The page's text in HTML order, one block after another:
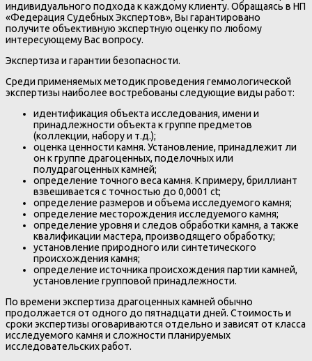
индивидуального подхода к каждому клиенту. Обращаясь в НП
«Федерация Судебных Экспертов», Вы гарантировано
получите объективную экспертную оценку по любому
интересующему Вас вопросу.
Экспертиза и гарантии безопасности.
Среди применяемых методик проведения геммологической
экспертизы наиболее востребованы следующие виды работ:
идентификация объекта исследования, имени и
принадлежности объекта к группе предметов
(коллекции, набору и т.д.);
оценка ценности камня. Установление, принадлежит ли
он к группе драгоценных, поделочных или
полудрагоценных камней;
определение точного веса камня. К примеру, бриллиант
взвешивается с точностью до 0,0001 ct;
определение размеров и объема исследуемого камня;
определение месторождения исследуемого камня;
определение уровня и следов обработки камня, а также
квалификации мастера, производящего обработку;
установление природного или синтетического
происхождения камня;
определение источника происхождения партии камней,
установление групповой принадлежности.
По времени экспертиза драгоценных камней обычно
продолжается от одного до пятнадцати дней. Стоимость и
сроки экспертизы оговариваются отдельно и зависят от класса
исследуемого камня и сложности планируемых
исследовательских работ.